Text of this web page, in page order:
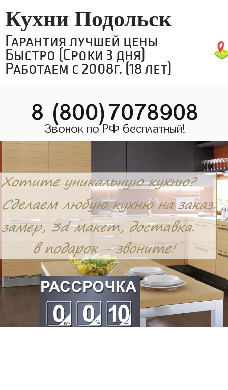
Кухни Подольск
Гарантия лучшей цены
Быстро (Сроки 3 дня)
Работаем с 2008г. (18 лет)
8 (800)7078908
Звонок по РФ бесплатный!